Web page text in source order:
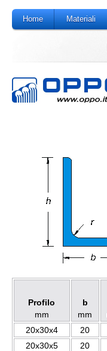
Home Materiali
Profilo
mm
b
mm
20x30x4 20
20x30x5
20